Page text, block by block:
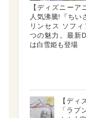
【ディズニーア
人気沸騰!『ちい
リンセス ソフィ
つの魅力。最新
は白雪姫も登場
【ディ
「ラプ